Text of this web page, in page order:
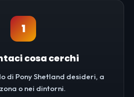
1
cosa cerchi
di Pony Shetland desideri, a
o nei dintorni.